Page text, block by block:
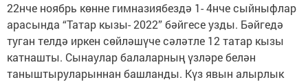
22нче ноябрь көнне гимназиябездә 1- 4нче сыйныфлар
арасында “Татар кызы- 2022” бәйгесе узды. Бәйгедә
туган телдә иркен сөйләшүче сәләтле 12 татар кызы
катнашты. Сынаулар балаларның үзләре белән
таныштыруларыннан башланды. Күз явын алырлык